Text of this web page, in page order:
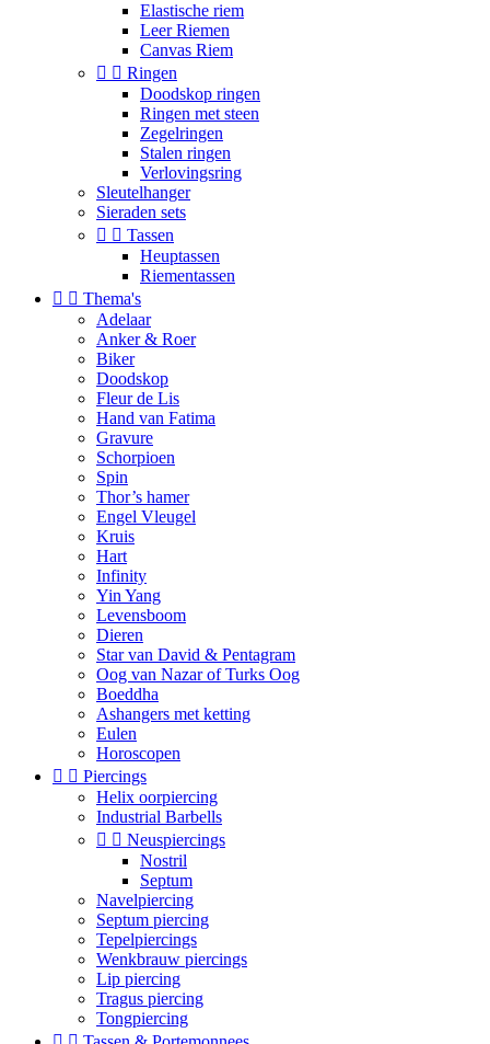
Elastische riem
Leer Riemen
Canvas Riem
  Ringen
Doodskop ringen
Ringen met steen
Zegelringen
Stalen ringen
Verlovingsring
Sleutelhanger
Sieraden sets
  Tassen
Heuptassen
Riementassen
  Thema's
Adelaar
Anker & Roer
Biker
Doodskop
Fleur de Lis
Hand van Fatima
Gravure
Schorpioen
Spin
Thor’s hamer
Engel Vleugel
Kruis
Hart
Infinity
Yin Yang
Levensboom
Dieren
Star van David & Pentagram
Oog van Nazar of Turks Oog
Boeddha
Ashangers met ketting
Eulen
Horoscopen
  Piercings
Helix oorpiercing
Industrial Barbells
  Neuspiercings
Nostril
Septum
Navelpiercing
Septum piercing
Tepelpiercings
Wenkbrauw piercings
Lip piercing
Tragus piercing
Tongpiercing